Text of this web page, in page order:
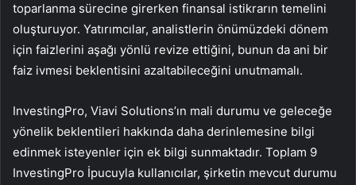
toparlanma sürecine girerken finansal istikrarın temelini
oluşturuyor. Yatırımcılar, analistlerin önümüzdeki dönem
için faizlerini aşağı yönlü revize ettiğini, bunun da ani bir
faiz ivmesi beklentisini azaltabileceğini unutmamalı.
InvestingPro, Viavi Solutions’ın mali durumu ve geleceğe
yönelik beklentileri hakkında daha derinlemesine bilgi
edinmek isteyenler için ek bilgi sunmaktadır. Toplam 9
InvestingPro İpucuyla kullanıcılar, şirketin mevcut durumu